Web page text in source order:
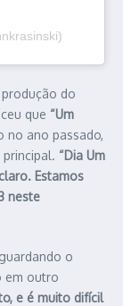
do
que “Um
no ano passado,
“Dia Um
Estamos
neste
o
em outro
e é muito difícil